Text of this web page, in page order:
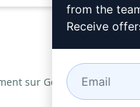
sur Google? / SAQUIB
from the
Receive